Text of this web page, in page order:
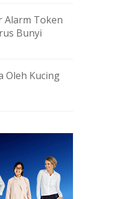
Alarm Token
Bunyi
Oleh Kucing